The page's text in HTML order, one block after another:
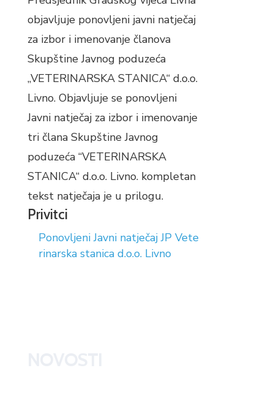
objavljuje ponovljeni javni natječaj
za izbor i imenovanje članova
Skupštine Javnog poduzeća
„VETERINARSKA STANICA“ d.o.o.
Livno. Objavljuje se ponovljeni
Javni natječaj za izbor i imenovanje
tri člana Skupštine Javnog
poduzeća “VETERINARSKA
STANICA“ d.o.o. Livno. kompletan
tekst natječaja je u prilogu.
Privitci
Ponovljeni Javni natječaj JP Vete
rinarska stanica d.o.o. Livno